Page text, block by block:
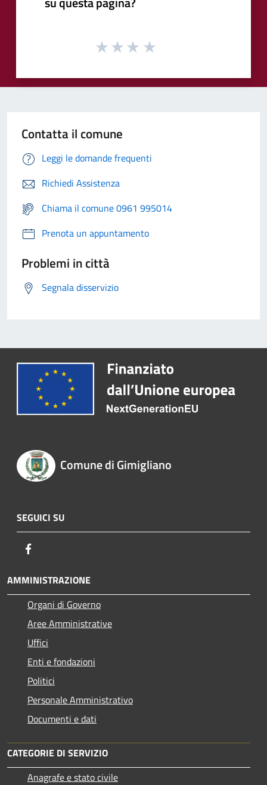
Contatta il comune
Leggi le domande frequenti
Richiedi Assistenza
Chiama il comune 0961 995014
Prenota un appuntamento
Problemi in città
Segnala disservizio
Comune di Gimigliano
SEGUICI SU
AMMINISTRAZIONE
Organi di Governo
Aree Amministrative
Uffici
Enti e fondazioni
Politici
Personale Amministrativo
Documenti e dati
CATEGORIE DI SERVIZIO
Anagrafe e stato civile